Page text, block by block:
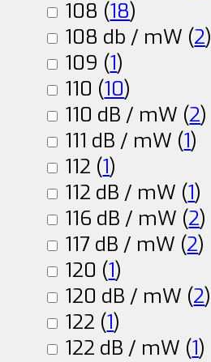
108 (18)
108 db / mW (2)
109 (1)
110 (10)
110 dB / mW (2)
111 dB / mW (1)
112 (1)
112 dB / mW (1)
116 dB / mW (2)
117 dB / mW (2)
120 (1)
120 dB / mW (2)
122 (1)
122 dB / mW (1)